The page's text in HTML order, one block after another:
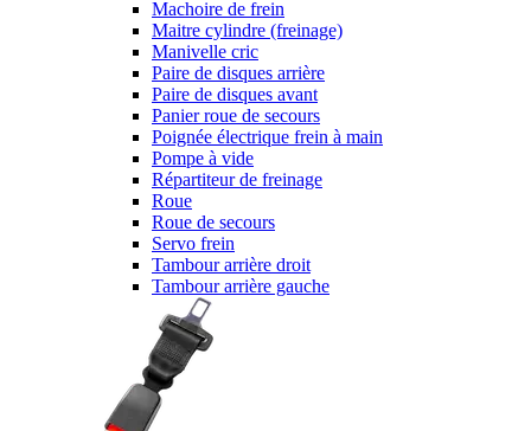
Machoire de frein
Maitre cylindre (freinage)
Manivelle cric
Paire de disques arrière
Paire de disques avant
Panier roue de secours
Poignée électrique frein à main
Pompe à vide
Répartiteur de freinage
Roue
Roue de secours
Servo frein
Tambour arrière droit
Tambour arrière gauche